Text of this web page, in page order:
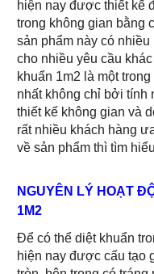
hiện nay được thiết kế
trong không gian bằng
sản phẩm này có
cho nhiều yêu cầu
khuẩn 1m2 là một
nhất không chỉ bởi tính
thiết kế không gian và
rất nhiều khách hàng
về sản phẩm thì tìm
NGUYÊN LÝ HOẠT
1M2
Để có thể diệt khuẩn
hiện nay được cấu tạo